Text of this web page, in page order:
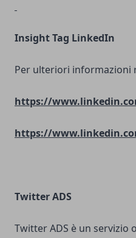
Insight Tag LinkedIn
Per ulteriori informazioni
https://
https://
Twitter ADS
Twitter ADS è un